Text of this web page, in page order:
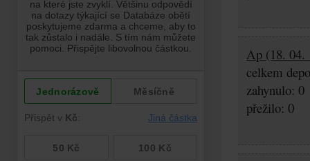
Ap (18. 04.
celkem
zahynulo: 0
přežilo: 0